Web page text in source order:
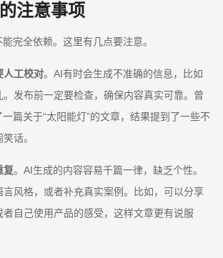
注意事项
完全依赖。这里有几点要注意。
人工校对。AI有时会生成不准确的信息，比如
发布前一定要检查，确保内容真实可靠。曾
篇关于“太阳能灯”的文章，结果提到了一些不
话。
复。AI生成的内容容易千篇一律，缺乏个性。
风格，或者补充真实案例。比如，可以分享
自己使用产品的感受，这样文章更有说服